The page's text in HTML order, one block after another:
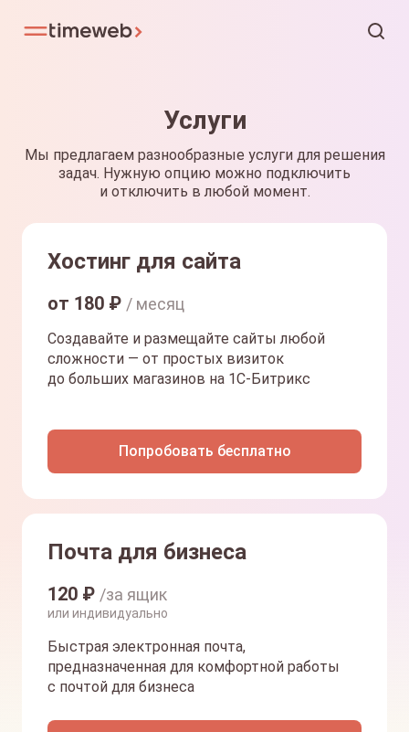
Услуги
Мы предлагаем разнообразные услуги для решения
задач. Нужную опцию можно подключить
и отключить в любой момент.
Хостинг для сайта
от 180 ₽ / месяц
Создавайте и размещайте сайты любой
сложности — от простых визиток
до больших магазинов на 1С-Битрикс
Попробовать бесплатно
Почта для бизнеса
120 ₽ /за ящик
или индивидуально
Быстрая электронная почта,
предназначенная для комфортной работы
с почтой для бизнеса